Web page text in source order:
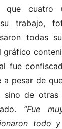
que cuatro
trabajo,
todas
gráfico
fue
a pesar de
sino de otras
“Fue
todo